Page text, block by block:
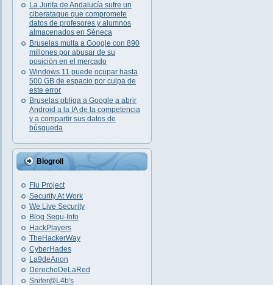
La Junta de Andalucía sufre un
ciberataque que compromete
datos de profesores y alumnos
almacenados en Séneca
Bruselas multa a Google con 890
millones por abusar de su
posición en el mercado
Windows 11 puede ocupar hasta
500 GB de espacio por culpa de
este error
Bruselas obliga a Google a abrir
Android a la IA de la competencia
y a compartir sus datos de
búsqueda
Blogroll
Flu Project
Security At Work
We Live Security
Blog Segu-Info
HackPlayers
TheHackerWay
CyberHades
La9deAnon
DerechoDeLaRed
Snifer@L4b's